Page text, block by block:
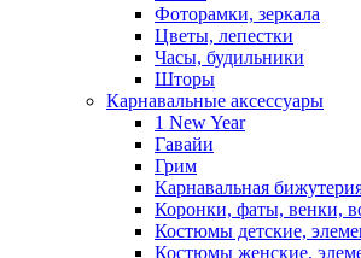
Фоторамки, зеркала
Цветы, лепестки
Часы, будильники
Шторы
Карнавальные аксессуары
1 New Year
Гавайи
Грим
Карнавальная
Коронки, фаты, венки,
Костюмы детские,
Костюмы женские,